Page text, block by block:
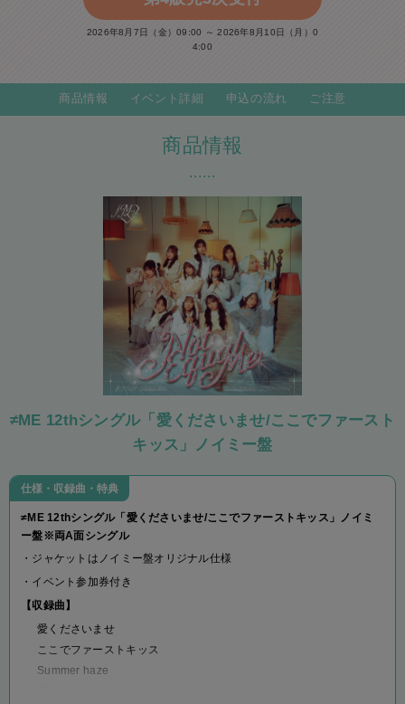
2026年8月7日（金）09:00 ～ 2026年8月10日（月）0
4:00
商品情報 イベント詳細 申込の流れ ご注意
商品情報
......
≠ME 12thシングル「愛くださいませ/ここでファースト
キッス」ノイミー盤
仕様・収録曲・特典
≠ME 12thシングル「愛くださいませ/ここでファーストキッス」ノイミ
ー盤※両A面シングル
・ジャケットはノイミー盤オリジナル仕様
・イベント参加券付き
【収録曲】
愛くださいませ
ここでファーストキッス
Summer haze